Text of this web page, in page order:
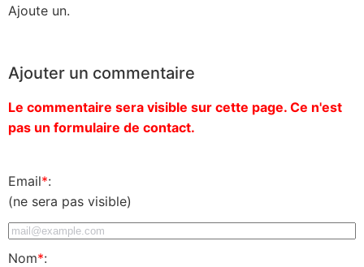
Ajoute un.
Ajouter un commentaire
Le commentaire sera visible sur cette page. Ce n'est
pas un formulaire de contact.
Email*:
(ne sera pas visible)
Nom*: